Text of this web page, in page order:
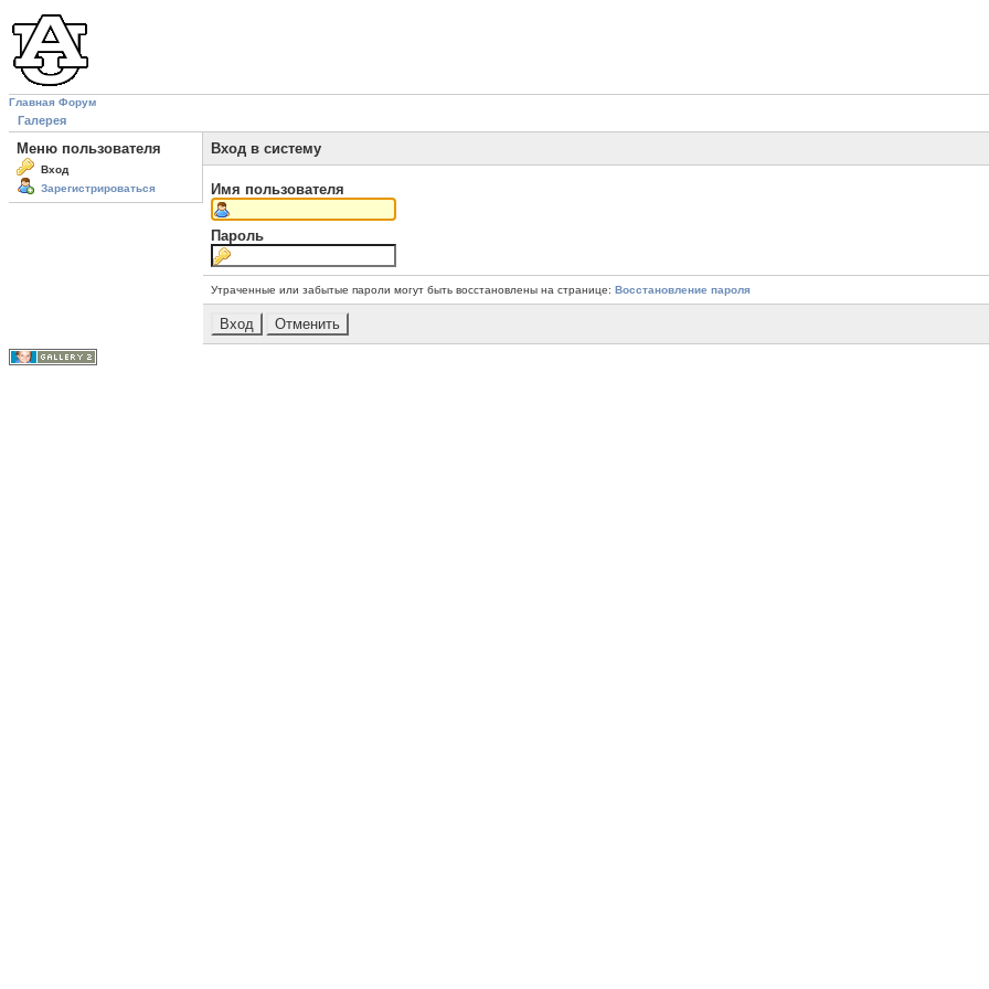
Главная Форум
Галерея
Меню пользователя
Вход
Зарегистрироваться
Вход в систему
Имя пользователя
Пароль
Утраченные или забытые пароли могут быть восстановлены на странице: Восстановление пароля